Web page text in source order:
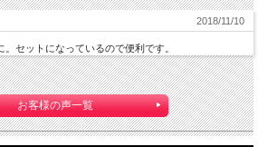
2018/11/10
セットになっているので便利です。
お客様の声一覧